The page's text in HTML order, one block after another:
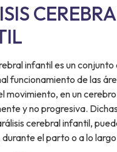
infantil es un
funcionamiento de las
movimiento, en un
y no progresiva.
cerebral infantil,
el parto o a lo